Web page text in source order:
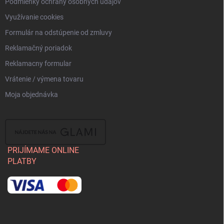
Využívanie cookies
Formulár na odstúpenie od zmluvy
Reklamačný poriadok
Reklamacny formular
Vrátenie / výmena tovaru
Moja objednávka
PRIJÍMAME ONLINE
PLATBY